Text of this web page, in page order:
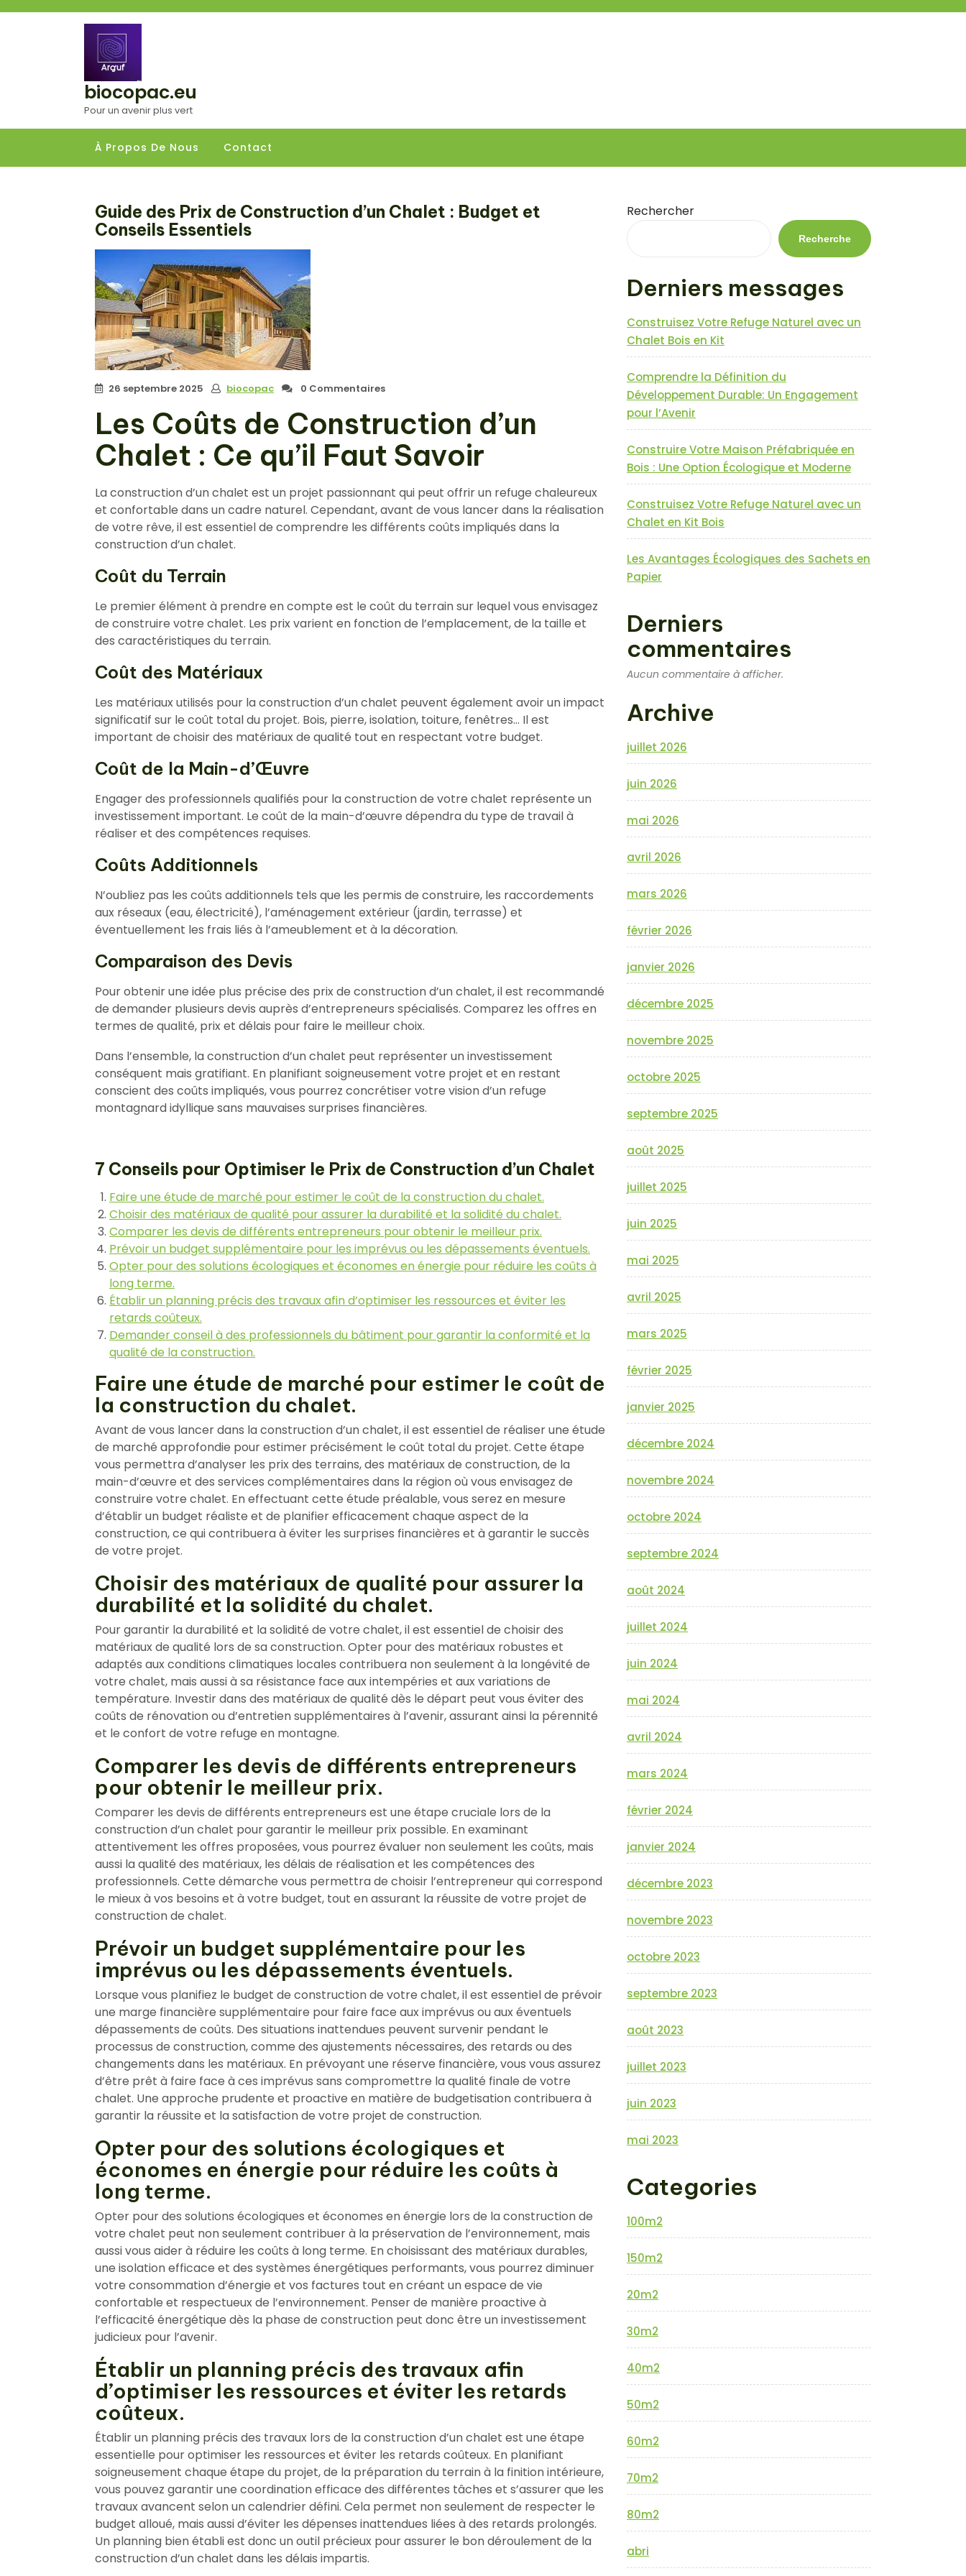
biocopac.eu
Pour un avenir plus vert
À Propos De Nous Contact
Guide des Prix de Construction d’un Chalet : Budget et
Conseils Essentiels
26 septembre 2025 biocopac 0 Commentaires
Les Coûts de Construction d’un
Chalet : Ce qu’il Faut Savoir
La construction d’un chalet est un projet passionnant qui peut offrir un refuge chaleureux
et confortable dans un cadre naturel. Cependant, avant de vous lancer dans la réalisation
de votre rêve, il est essentiel de comprendre les différents coûts impliqués dans la
construction d’un chalet.
Coût du Terrain
Le premier élément à prendre en compte est le coût du terrain sur lequel vous envisagez
de construire votre chalet. Les prix varient en fonction de l’emplacement, de la taille et
des caractéristiques du terrain.
Coût des Matériaux
Les matériaux utilisés pour la construction d’un chalet peuvent également avoir un impact
significatif sur le coût total du projet. Bois, pierre, isolation, toiture, fenêtres… Il est
important de choisir des matériaux de qualité tout en respectant votre budget.
Coût de la Main-d’Œuvre
Engager des professionnels qualifiés pour la construction de votre chalet représente un
investissement important. Le coût de la main-d’œuvre dépendra du type de travail à
réaliser et des compétences requises.
Coûts Additionnels
N’oubliez pas les coûts additionnels tels que les permis de construire, les raccordements
aux réseaux (eau, électricité), l’aménagement extérieur (jardin, terrasse) et
éventuellement les frais liés à l’ameublement et à la décoration.
Comparaison des Devis
Pour obtenir une idée plus précise des prix de construction d’un chalet, il est recommandé
de demander plusieurs devis auprès d’entrepreneurs spécialisés. Comparez les offres en
termes de qualité, prix et délais pour faire le meilleur choix.
Dans l’ensemble, la construction d’un chalet peut représenter un investissement
conséquent mais gratifiant. En planifiant soigneusement votre projet et en restant
conscient des coûts impliqués, vous pourrez concrétiser votre vision d’un refuge
montagnard idyllique sans mauvaises surprises financières.
7 Conseils pour Optimiser le Prix de Construction d’un Chalet
Faire une étude de marché pour estimer le coût de la construction du chalet.
Choisir des matériaux de qualité pour assurer la durabilité et la solidité du chalet.
Comparer les devis de différents entrepreneurs pour obtenir le meilleur prix.
Prévoir un budget supplémentaire pour les imprévus ou les dépassements éventuels.
Opter pour des solutions écologiques et économes en énergie pour réduire les coûts à
long terme.
Établir un planning précis des travaux afin d’optimiser les ressources et éviter les
retards coûteux.
Demander conseil à des professionnels du bâtiment pour garantir la conformité et la
qualité de la construction.
Faire une étude de marché pour estimer le coût de
la construction du chalet.
Avant de vous lancer dans la construction d’un chalet, il est essentiel de réaliser une étude
de marché approfondie pour estimer précisément le coût total du projet. Cette étape
vous permettra d’analyser les prix des terrains, des matériaux de construction, de la
main-d’œuvre et des services complémentaires dans la région où vous envisagez de
construire votre chalet. En effectuant cette étude préalable, vous serez en mesure
d’établir un budget réaliste et de planifier efficacement chaque aspect de la
construction, ce qui contribuera à éviter les surprises financières et à garantir le succès
de votre projet.
Choisir des matériaux de qualité pour assurer la
durabilité et la solidité du chalet.
Pour garantir la durabilité et la solidité de votre chalet, il est essentiel de choisir des
matériaux de qualité lors de sa construction. Opter pour des matériaux robustes et
adaptés aux conditions climatiques locales contribuera non seulement à la longévité de
votre chalet, mais aussi à sa résistance face aux intempéries et aux variations de
température. Investir dans des matériaux de qualité dès le départ peut vous éviter des
coûts de rénovation ou d’entretien supplémentaires à l’avenir, assurant ainsi la pérennité
et le confort de votre refuge en montagne.
Comparer les devis de différents entrepreneurs
pour obtenir le meilleur prix.
Comparer les devis de différents entrepreneurs est une étape cruciale lors de la
construction d’un chalet pour garantir le meilleur prix possible. En examinant
attentivement les offres proposées, vous pourrez évaluer non seulement les coûts, mais
aussi la qualité des matériaux, les délais de réalisation et les compétences des
professionnels. Cette démarche vous permettra de choisir l’entrepreneur qui correspond
le mieux à vos besoins et à votre budget, tout en assurant la réussite de votre projet de
construction de chalet.
Prévoir un budget supplémentaire pour les
imprévus ou les dépassements éventuels.
Lorsque vous planifiez le budget de construction de votre chalet, il est essentiel de prévoir
une marge financière supplémentaire pour faire face aux imprévus ou aux éventuels
dépassements de coûts. Des situations inattendues peuvent survenir pendant le
processus de construction, comme des ajustements nécessaires, des retards ou des
changements dans les matériaux. En prévoyant une réserve financière, vous vous assurez
d’être prêt à faire face à ces imprévus sans compromettre la qualité finale de votre
chalet. Une approche prudente et proactive en matière de budgetisation contribuera à
garantir la réussite et la satisfaction de votre projet de construction.
Opter pour des solutions écologiques et
économes en énergie pour réduire les coûts à
long terme.
Opter pour des solutions écologiques et économes en énergie lors de la construction de
votre chalet peut non seulement contribuer à la préservation de l’environnement, mais
aussi vous aider à réduire les coûts à long terme. En choisissant des matériaux durables,
une isolation efficace et des systèmes énergétiques performants, vous pourrez diminuer
votre consommation d’énergie et vos factures tout en créant un espace de vie
confortable et respectueux de l’environnement. Penser de manière proactive à
l’efficacité énergétique dès la phase de construction peut donc être un investissement
judicieux pour l’avenir.
Établir un planning précis des travaux afin
d’optimiser les ressources et éviter les retards
coûteux.
Établir un planning précis des travaux lors de la construction d’un chalet est une étape
essentielle pour optimiser les ressources et éviter les retards coûteux. En planifiant
soigneusement chaque étape du projet, de la préparation du terrain à la finition intérieure,
vous pouvez garantir une coordination efficace des différentes tâches et s’assurer que les
travaux avancent selon un calendrier défini. Cela permet non seulement de respecter le
budget alloué, mais aussi d’éviter les dépenses inattendues liées à des retards prolongés.
Un planning bien établi est donc un outil précieux pour assurer le bon déroulement de la
construction d’un chalet dans les délais impartis.
Rechercher
Recherche
Derniers messages
Construisez Votre Refuge Naturel avec un
Chalet Bois en Kit
Comprendre la Définition du
Développement Durable: Un Engagement
pour l’Avenir
Construire Votre Maison Préfabriquée en
Bois : Une Option Écologique et Moderne
Construisez Votre Refuge Naturel avec un
Chalet en Kit Bois
Les Avantages Écologiques des Sachets en
Papier
Derniers
commentaires
Aucun commentaire à afficher.
Archive
juillet 2026
juin 2026
mai 2026
avril 2026
mars 2026
février 2026
janvier 2026
décembre 2025
novembre 2025
octobre 2025
septembre 2025
août 2025
juillet 2025
juin 2025
mai 2025
avril 2025
mars 2025
février 2025
janvier 2025
décembre 2024
novembre 2024
octobre 2024
septembre 2024
août 2024
juillet 2024
juin 2024
mai 2024
avril 2024
mars 2024
février 2024
janvier 2024
décembre 2023
novembre 2023
octobre 2023
septembre 2023
août 2023
juillet 2023
juin 2023
mai 2023
Categories
100m2
150m2
20m2
30m2
40m2
50m2
60m2
70m2
80m2
abri